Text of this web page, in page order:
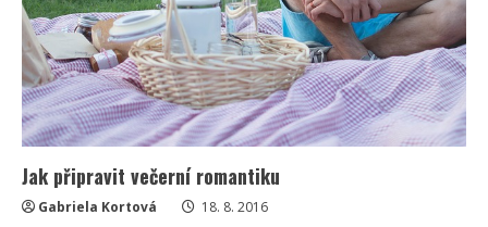
Jak připravit večerní romantiku
Gabriela Kortová 18. 8. 2016